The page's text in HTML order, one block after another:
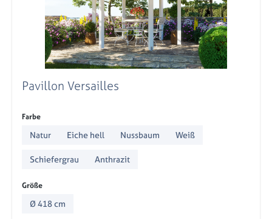
Pavillon Versailles
Farbeauswählen
Natur Eiche hell Nussbaum Weiß
Schiefergrau Anthrazit
Größeauswählen
Ø 418 cm